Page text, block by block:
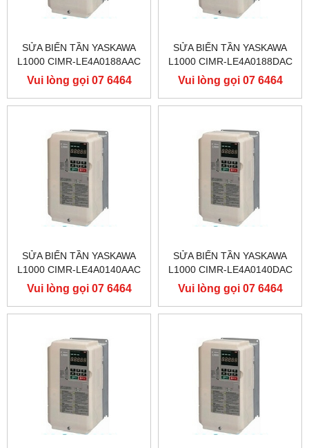
SỬA BIẾN TẦN YASKAWA
L1000 CIMR-LE4A0188AAC
400V 90KW, BIẾN TẦN
YASKAWA L1000
Vui lòng gọi 07 6464
9556
SỬA BIẾN TẦN YASKAWA
L1000 CIMR-LE4A0188DAC
400V 90KW, BIẾN TẦN
YASKAWA L1000
Vui lòng gọi 07 6464
9556
SỬA BIẾN TẦN YASKAWA
L1000 CIMR-LE4A0140AAC
400V 75KW, BIẾN TẦN
YASKAWA L1000
Vui lòng gọi 07 6464
9556
SỬA BIẾN TẦN YASKAWA
L1000 CIMR-LE4A0140DAC
400V 75KW, BIẾN TẦN
YASKAWA L1000
Vui lòng gọi 07 6464
9556